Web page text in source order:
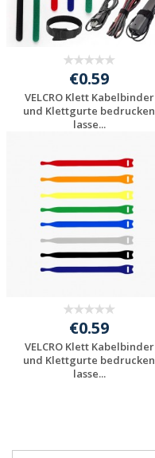
€0.59
VELCRO Klett Kabelbinder
und Klettgurte bedrucken
lasse...
Angebot anfordern
€0.59
VELCRO Klett Kabelbinder
und Klettgurte bedrucken
lasse...